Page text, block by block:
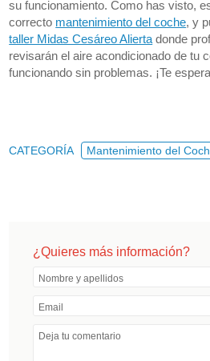
su funcionamiento. Como has visto,
correcto mantenimiento del coche, y
taller Midas Cesáreo Alierta donde
revisarán el aire acondicionado de tu
funcionando sin problemas. ¡Te
CATEGORÍA Mantenimiento del
¿Quieres más información?
Nombre y apellidos
Email
Deja tu comentario